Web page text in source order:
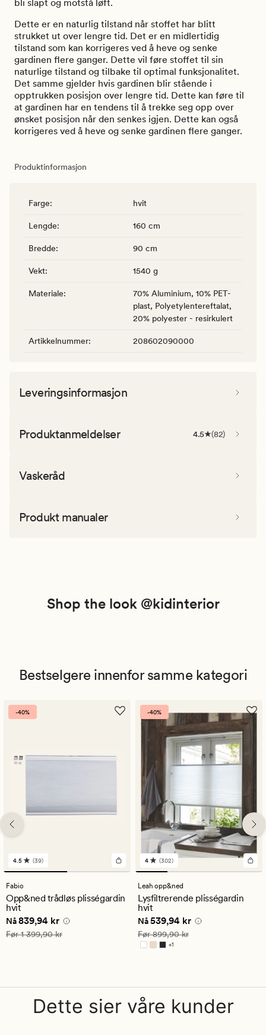
bli slapt og motstå løft.
Dette er en naturlig tilstand når stoffet har blitt
strukket ut over lengre tid. Det er en midlertidig
tilstand som kan korrigeres ved å heve og senke
gardinen flere ganger. Dette vil føre stoffet til sin
naturlige tilstand og tilbake til optimal funksjonalitet.
Det samme gjelder hvis gardinen blir stående i
opptrukken posisjon over lengre tid. Dette kan føre til
at gardinen har en tendens til å trekke seg opp over
ønsket posisjon når den senkes igjen. Dette kan også
korrigeres ved å heve og senke gardinen flere ganger.
Produktinformasjon
Farge: hvit
Lengde: 160 cm
Bredde: 90 cm
Vekt: 1540 g
Materiale:
70% Aluminium, 10% PET-
plast, Polyetylentereftalat,
20% polyester - resirkulert
Artikkelnummer: 208602090000
Leveringsinformasjon
Produktanmeldelser 4.5 (82)
Vaskeråd
Produkt manualer
Shop the look @kidinterior
Bestselgere innenfor samme kategori
-40%
39
anmeldelser
med
en
gjennomsnittlig
vurdering
på
4.5
4.5 (39)
Fabio
Opp&ned trådløs plisségardin
hvit
Nåværende pris
Nå839,94 kr
Vanlig pris 1 399,90 kr
Før1 399,90 kr
-40%
302
anmeldelser
med
en
gjennomsnittlig
vurdering
på
4
4 (302)
Leah opp&ned
Lysfiltrerende plisségardin
hvit
Nåværende pris
Nå539,94 kr
Vanlig pris 899,90 kr
Før899,90 kr
+1
Tilgjengelig i flere farger
Dette sier våre kunder